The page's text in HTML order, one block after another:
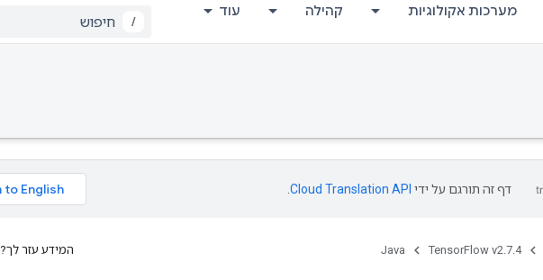
מערכות אקולוגיות קהילה עוד
/
דף זה תורגם על ידי Cloud Translation API
TensorFlow v2.7.4
Java המידע עזר לך?